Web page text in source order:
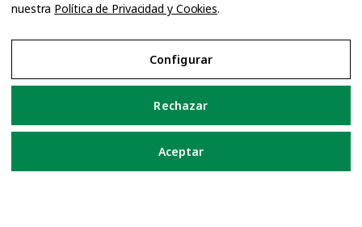
nuestra Política de Privacidad y Cookies.
Configurar
Rechazar
Aceptar